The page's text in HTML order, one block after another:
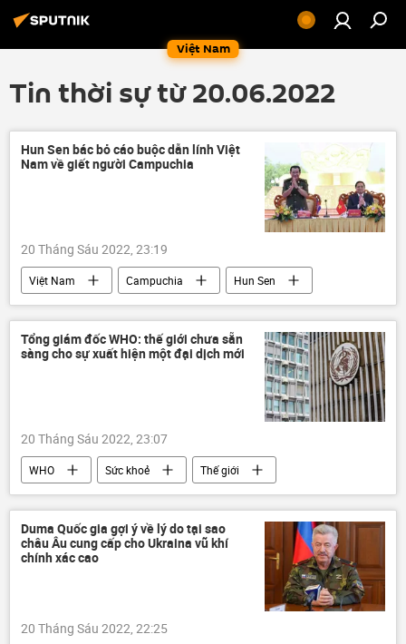
Việt Nam
Tin thời sự từ 20.06.2022
Hun Sen bác bỏ cáo buộc dẫn lính Việt
Nam về giết người Campuchia
20 Tháng Sáu 2022, 23:19
Việt Nam Campuchia
Hun Sen
chế độ diệt chủng Pol Pot
Chính trị
Phạm Minh Chính
Tổng giám đốc WHO: thế giới chưa sẵn
sàng cho sự xuất hiện một đại dịch mới
20 Tháng Sáu 2022, 23:07
WHO Sức khoẻ
Thế giới
bệnh
Xã hội
Duma Quốc gia gợi ý về lý do tại sao
châu Âu cung cấp cho Ukraina vũ khí
chính xác cao
20 Tháng Sáu 2022, 22:25